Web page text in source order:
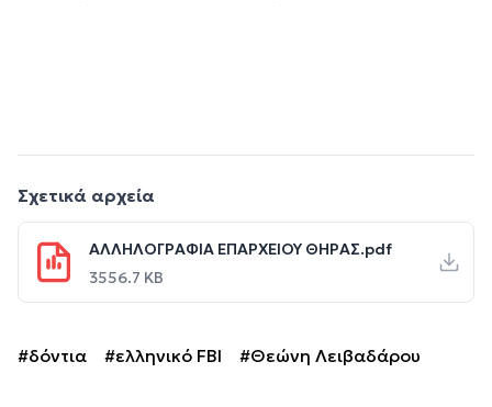
Σχετικά αρχεία
ΑΛΛΗΛΟΓΡΑΦΙΑ ΕΠΑΡΧΕΙΟΥ ΘΗΡΑΣ.pdf
3556.7 KB
#δόντια #ελληνικό FBI #Θεώνη Λειβαδάρου